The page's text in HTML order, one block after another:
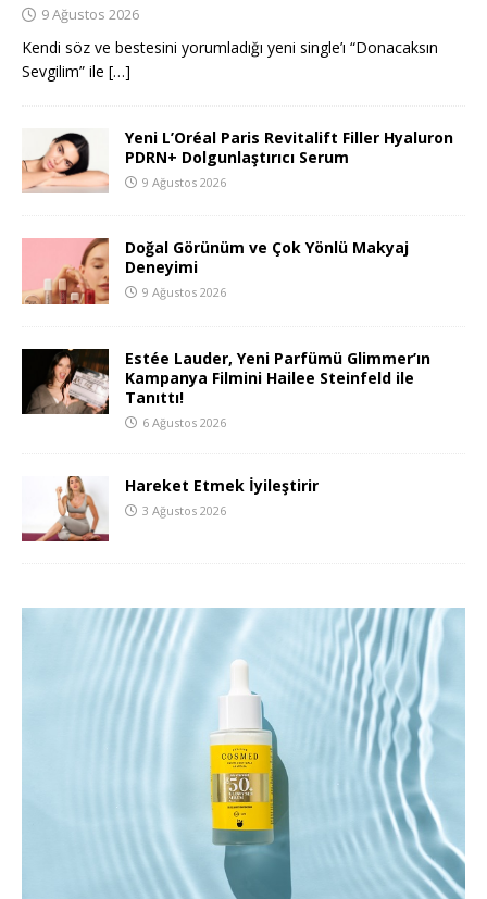
9 Ağustos 2026
Kendi söz ve bestesini yorumladığı yeni single’ı “Donacaksın
Sevgilim” ile […]
Yeni L’Oréal Paris Revitalift Filler Hyaluron
PDRN+ Dolgunlaştırıcı Serum
9 Ağustos 2026
Doğal Görünüm ve Çok Yönlü Makyaj
Deneyimi
9 Ağustos 2026
Estée Lauder, Yeni Parfümü Glimmer’ın
Kampanya Filmini Hailee Steinfeld ile
Tanıttı!
6 Ağustos 2026
Hareket Etmek İyileştirir
3 Ağustos 2026